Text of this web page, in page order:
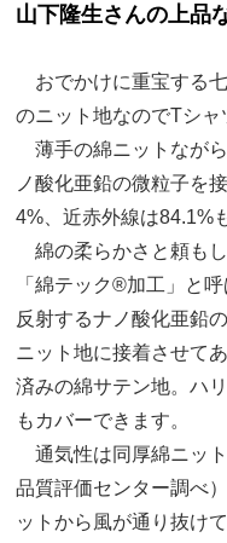
山下隆生さんの上品
おでかけに重宝する
のニット地なのでTシャ
薄手の綿ニットなが
ノ酸化亜鉛の微粒子を
4%、近赤外線は84.1%
綿の柔らかさと頼も
「綿テック®加工」と
反射するナノ酸化亜鉛
ニット地に接着させて
済みの綿サテン地。ハ
もカバーできます。
通気性は同厚綿ニッ
品質評価センター調べ
ットから風が通り抜け